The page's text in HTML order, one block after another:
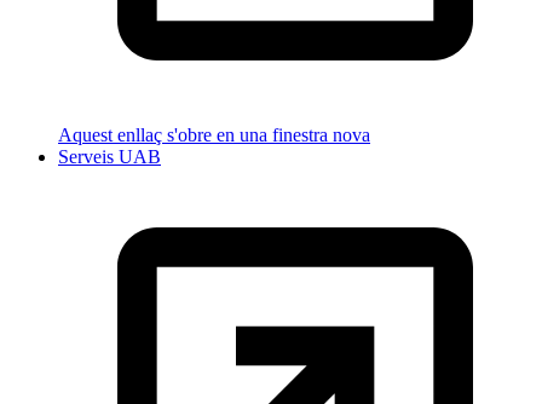
Aquest enllaç s'obre en una finestra nova
Serveis UAB